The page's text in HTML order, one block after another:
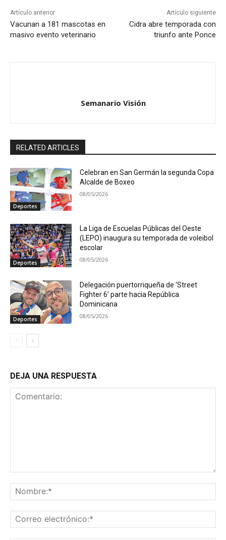
Artículo anterior
Vacunan a 181 mascotas en
masivo evento veterinario
Artículo siguiente
Cidra abre temporada con
triunfo ante Ponce
Semanario Visión
RELATED ARTICLES
Deportes
Celebran en San Germán la segunda Copa
Alcalde de Boxeo
08/05/2026
Deportes
La Liga de Escuelas Públicas del Oeste
(LEPO) inaugura su temporada de voleibol
escolar
08/05/2026
Deportes
Delegación puertorriqueña de ‘Street
Fighter 6’ parte hacia República
Dominicana
08/05/2026
DEJA UNA RESPUESTA